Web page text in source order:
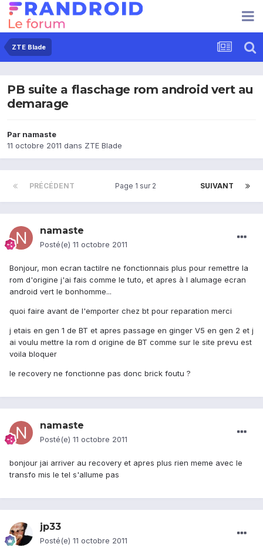
ZTE Blade
PB suite a flaschage rom android vert au
demarage
Par namaste
11 octobre 2011 dans ZTE Blade
PRÉCÉDENT SUIVANT
Page 1 sur 2
namaste
Posté(e) 11 octobre 2011
Bonjour, mon ecran tactilre ne fonctionnais plus pour remettre la
rom d'origine j'ai fais comme le tuto, et apres à l alumage ecran
android vert le bonhomme...
quoi faire avant de l'emporter chez bt pour reparation merci
j etais en gen 1 de BT et apres passage en ginger V5 en gen 2 et j
ai voulu mettre la rom d origine de BT comme sur le site prevu est
voila bloquer
le recovery ne fonctionne pas donc brick foutu ?
namaste
Posté(e) 11 octobre 2011
bonjour jai arriver au recovery et apres plus rien meme avec le
transfo mis le tel s'allume pas
jp33
Posté(e) 11 octobre 2011